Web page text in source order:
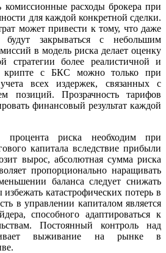
расходы брокера при
для каждой конкретной сделки.
может привести к тому, что даже
будут закрываться с небольшим
в модель риска делает оценку
стратегии более реалистичной и
крипте с БКС можно только при
всех издержек, связанных с
позиций. Прозрачность тарифов
финансовый результат каждой
процента риска необходим при
капитала вследствие прибыли
вырос, абсолютная сумма риска
пропорционально наращивать
баланса следует снижать
катастрофических потерь в
в управлении капиталом является
способного адаптироваться к
Постоянный контроль над
выживание на рынке в